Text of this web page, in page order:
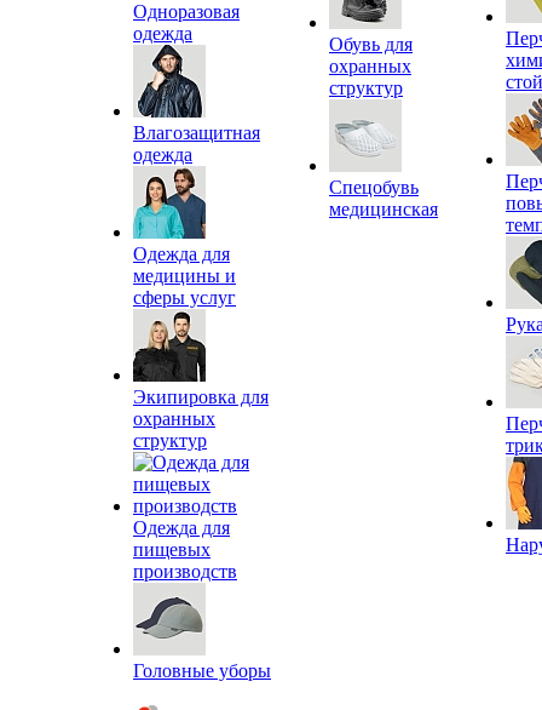
Одноразовая
одежда
Влагозащитная
одежда
Одежда для
медицины и
сферы услуг
Экипировка для
охранных
структур
Одежда для
пищевых
производств
Головные уборы
Обувь для
охранных
структур
Спецобувь
медицинская